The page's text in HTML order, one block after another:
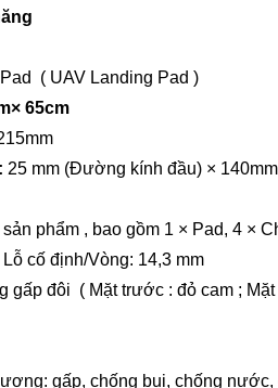
( UAV Landing Pad )
65cm
mm
25 mm (Đường kính đầu) ×
phẩm , bao gồm 1 × Pad, 4 ×
cố định/Vòng: 14,3 mm
gấp đôi ( Mặt trước : đỏ cam ;
gấp, chống bụi, chống nước,